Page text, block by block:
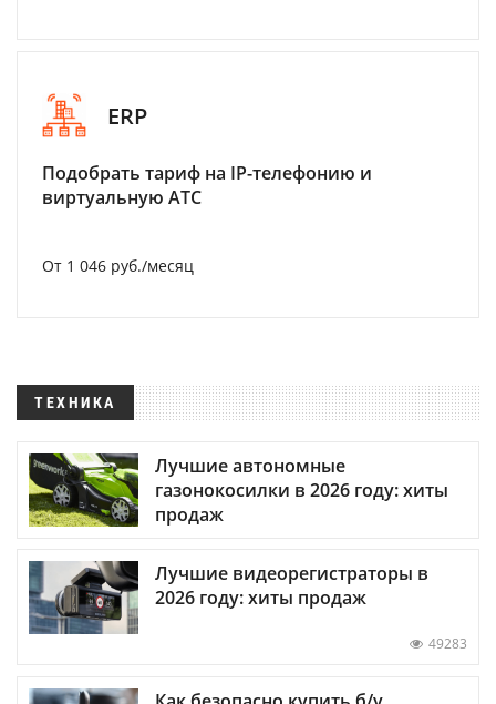
ERP
Подобрать тариф на IP-телефонию и
виртуальную АТС
От 1 046 руб./месяц
ТЕХНИКА
Лучшие автономные
газонокосилки в 2026 году: хиты
продаж
Лучшие видеорегистраторы в
2026 году: хиты продаж
49283